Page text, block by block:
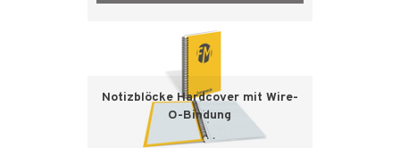
Notizblöcke Hardcover mit Wire-
O-Bindung